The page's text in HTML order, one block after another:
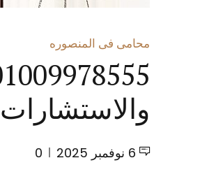
محامى فى المنصوره
والاستشارات
6 نوفمبر 2025 0